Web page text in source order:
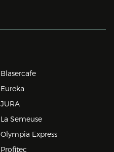
Blasercafe
Eureka
JURA
La Semeuse
Olympia Express
Profitec